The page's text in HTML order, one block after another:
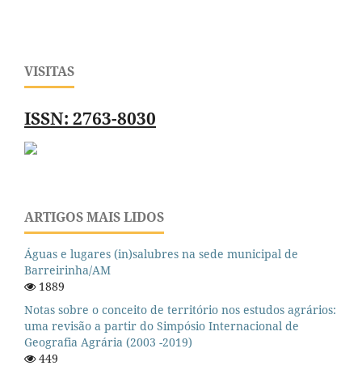
VISITAS
ISSN: 2763-8030
ARTIGOS MAIS LIDOS
Águas e lugares (in)salubres na sede municipal de
Barreirinha/AM
1889
Notas sobre o conceito de território nos estudos agrários:
uma revisão a partir do Simpósio Internacional de
Geografia Agrária (2003 -2019)
449